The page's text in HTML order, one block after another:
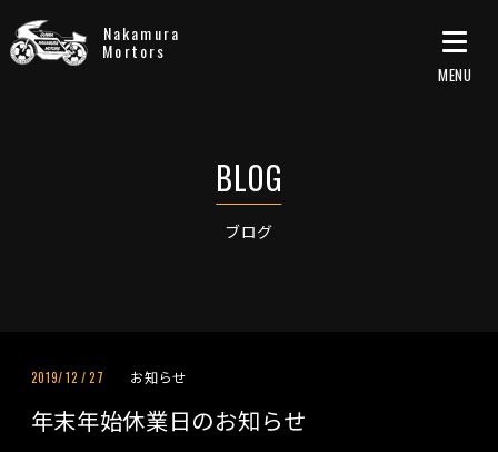
Nakamura
Mortors
ブログ
年末年始休業日のお知らせ
2019/ 12 /27 お知らせ